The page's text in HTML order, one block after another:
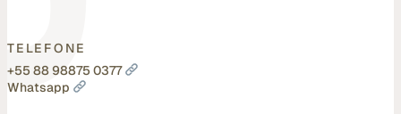
TELEFONE
+55 88 98875 0377
Whatsapp